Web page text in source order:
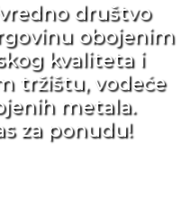
društvo
obojenim
kvaliteta i
tržištu, vodeće
metala.
za ponudu!